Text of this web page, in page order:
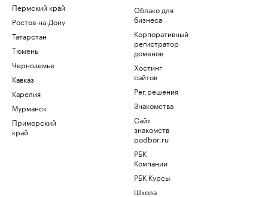
Пермский край
Ростов-на-Дону
Татарстан
Тюмень
Черноземье
Кавказ
Карелия
Мурманск
Приморский
край
Облако для
бизнеса
Корпоративный
регистратор
доменов
Хостинг
сайтов
Рег.решения
Знакомства
Сайт
знакомств
podbor.ru
РБК
Компании
РБК Курсы
Школа